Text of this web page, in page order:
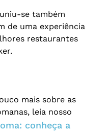
se também
de uma experiência
restaurantes
mais sobre as
leia nosso
conheça a